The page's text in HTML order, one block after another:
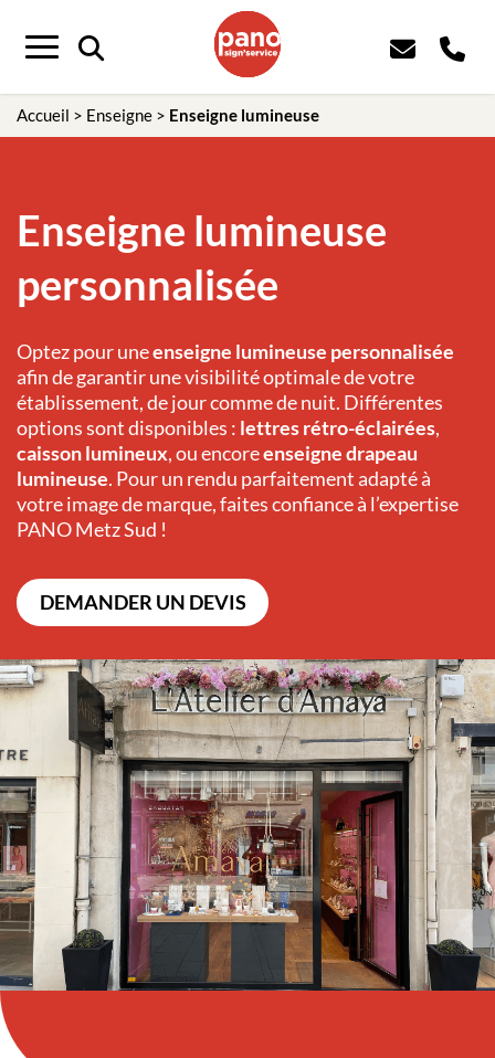
Menu
Accueil > Enseigne > Enseigne lumineuse
Enseigne lumineuse
personnalisée
Optez pour uneenseigne lumineuse personnalisée
afin de garantir une visibilité optimale de votre
établissement, de jour comme de nuit. Différentes
options sont disponibles : lettres rétro-éclairées,
caisson lumineux, ou encoreenseigne drapeau
lumineuse. Pour un rendu parfaitement adapté à
votre image de marque, faites confiance à l’expertise
PANO Metz Sud !
DEMANDER UN DEVIS
Panneau de gestion des cookies